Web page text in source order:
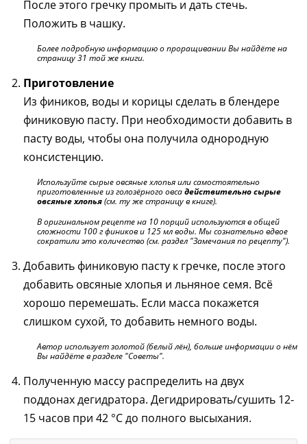
После этого гречку промыть и дать стечь.
Положить в чашку.
Более подробную информацию о проращивании Вы найдёте на
страницу 31 той же книги.
Приготовление
Из фиников, воды и корицы сделать в блендере
финиковую пасту. При необходимости добавить в
пасту воды, чтобы она получила однородную
консистенцию.
Используйте сырые овсяные хлопья или самостоятельно
приготовленные из голозёрного овсадействительно сырые
овсяные хлопья(см. ту же страницу в книге).
В оригинальном рецепте на 10 порций используются в общей
сложности 100 г фиников и 125 мл воды. Мы сознательно вдвое
сократили это количество (см. раздел "Замечания по рецепту").
Добавить финиковую пасту к гречке, после этого
добавить овсяные хлопья и льняное семя. Всё
хорошо перемешать. Если масса покажется
слишком сухой, то добавить немного воды.
Автор использует золотой (белый лён), больше информации о нём
Вы найдёте в разделе "Советы".
Полученную массу распределить на двух
поддонах дегидратора. Дегидрировать/сушить 12-
15 часов при 42 °C до полного высыхания.